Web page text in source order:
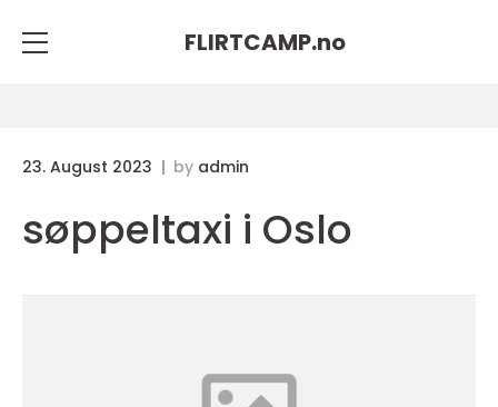
FLIRTCAMP.no
23. August 2023 by admin
søppeltaxi i Oslo